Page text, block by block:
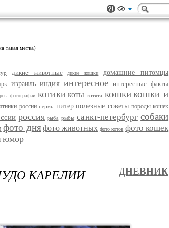
такая метка)
дикие животные дикие кошки домашние питомцы
израиль индия интересное интересные факты
фотографии котики коты котята кошки кошки и
россии пермь питер полезные советы породы кошек
россия рыба рыбы санкт-петербург собаки
фото дня фото животных фото котов фото кошек
юмор
КАРЕЛИИ ДНЕВНИК